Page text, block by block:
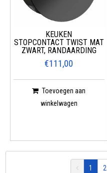
KEUKEN
STOPCONTACT TWIST MAT
ZWART, RANDAARDING
€111,00
Toevoegen aan
winkelwagen
1 2